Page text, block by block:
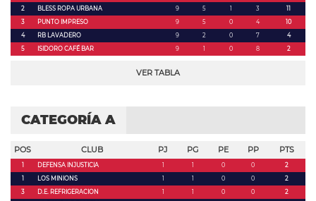
2
BLESS ROPA URBANA 9 5 1 3
11
3
PUNTO IMPRESO 9 5 0 4
10
4
RB LAVADERO 9 2 0 7
4
5
ISIDORO CAFÉ BAR 9 1 0 8 2
VER TABLA
CATEGORÍA A
POS CLUB PJ PG PE PP PTS
1 DEFENSA INJUSTICIA 1 1 0 0
2
1
LOS MINIONS 1 1 0 0
2
3
D.E. REFRIGERACION 1 1 0 0
2